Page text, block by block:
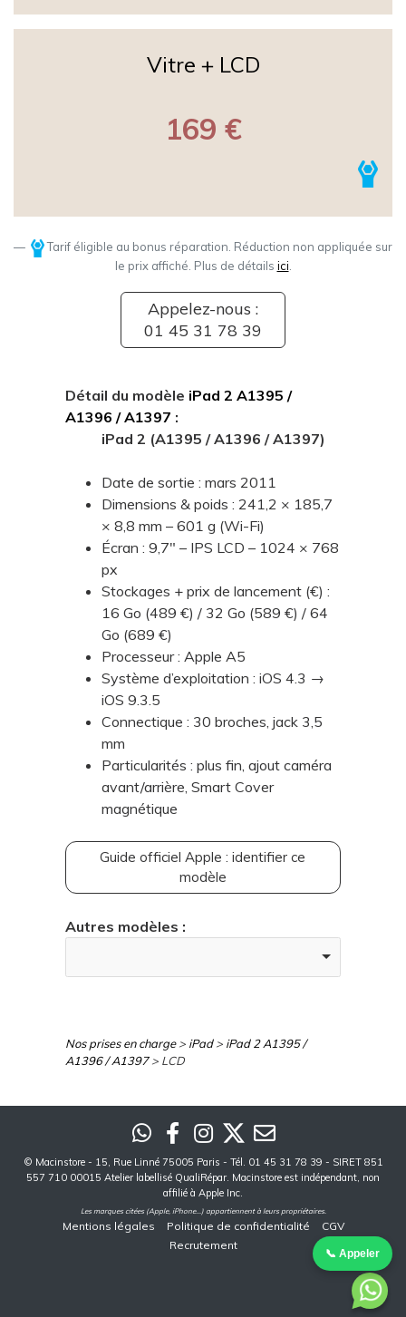
Vitre + LCD
169 €
Tarif éligible au bonus réparation. Réduction non appliquée sur
le prix affiché. Plus de détails ici
Appelez-nous :
01 45 31 78 39
Détail du modèle iPad 2 A1395 /
A1396 / A1397 :
iPad 2 (A1395 / A1396 / A1397)
Date de sortie : mars 2011
Dimensions & poids : 241,2 × 185,7
× 8,8 mm – 601 g (Wi-Fi)
Écran : 9,7" – IPS LCD – 1024 × 768
px
Stockages + prix de lancement (€) :
16 Go (489 €) / 32 Go (589 €) / 64
Go (689 €)
Processeur : Apple A5
Système d’exploitation : iOS 4.3 →
iOS 9.3.5
Connectique : 30 broches, jack 3,5
mm
Particularités : plus fin, ajout caméra
avant/arrière, Smart Cover
magnétique
Guide officiel Apple : identifier ce
modèle
Autres modèles :
Nos prises en charge> iPad> iPad 2 A1395 /
A1396 / A1397> LCD
© Macinstore - 15, Rue Linné 75005 Paris - Tél. 01 45 31 78 39 - SIRET 851
557 710 00015 Atelier labellisé QualiRépar. Macinstore est indépendant, non
affilié à Apple Inc.
Les marques citées (Apple, iPhone...) appartiennent à leurs propriétaires.
Mentions légales Politique de confidentialité
CGV
Recrutement
📞 Appeler